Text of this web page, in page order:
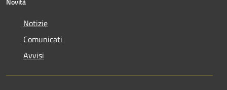
Notizie
Comunicati
Avvisi